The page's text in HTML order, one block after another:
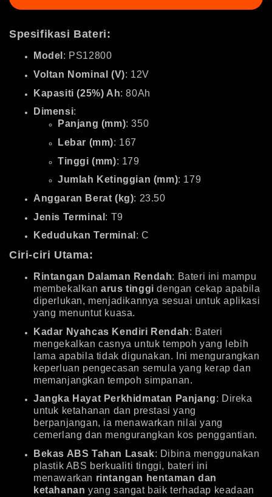
Spesifikasi Bateri:
Model : PS12800
Voltan Nominal (V): 12V
Kapasiti (25%) Ah: 80Ah
Dimensi:
Panjang (mm): 350
Lebar (mm): 167
Tinggi (mm): 179
Jumlah Ketinggian (mm): 179
Anggaran Berat (kg): 23.50
Jenis Terminal : T9
Kedudukan Terminal : C
Ciri-ciri Utama:
Rintangan Dalaman Rendah: Bateri ini mampu
membekalkanarus tinggi dengan cekap apabila
diperlukan, menjadikannya sesuai untuk aplikasi
yang menuntut kuasa.
Kadar Nyahcas Kendiri Rendah: Bateri
mengekalkan casnya untuk tempoh yang lebih
lama apabila tidak digunakan. Ini mengurangkan
keperluan pengecasan semula yang kerap dan
memanjangkan tempoh simpanan.
Jangka Hayat Perkhidmatan Panjang: Direka
untuk ketahanan dan prestasi yang
berpanjangan, ia menawarkan nilai yang
cemerlang dan mengurangkan kos penggantian.
Bekas ABS Tahan Lasak: Dibina menggunakan
plastik ABS berkualiti tinggi, bateri ini
menawarkan rintangan hentaman dan
ketahanan yang sangat baik terhadap keadaan